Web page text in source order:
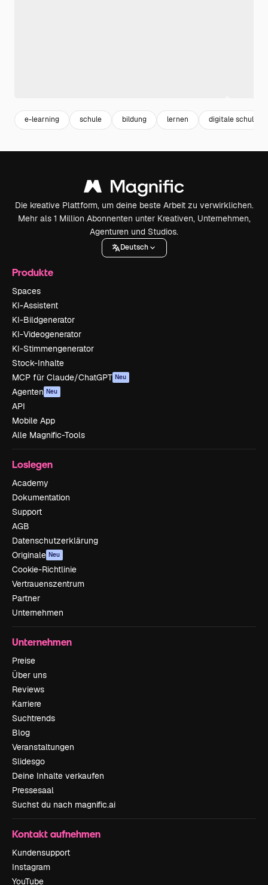
e-learning schule bildung lernen digitale schule
Die kreative Plattform, um deine beste Arbeit zu verwirklichen.
Mehr als 1 Million Abonnenten unter Kreativen, Unternehmen,
Agenturen und Studios.
Deutsch
Produkte
Spaces
KI-Assistent
KI-Bildgenerator
KI-Videogenerator
KI-Stimmengenerator
Stock-Inhalte
MCP für Claude/ChatGPT Neu
Agenten Neu
API
Mobile App
Alle Magnific-Tools
Loslegen
Academy
Dokumentation
Support
AGB
Datenschutzerklärung
Originale Neu
Cookie-Richtlinie
Vertrauenszentrum
Partner
Unternehmen
Unternehmen
Preise
Über uns
Reviews
Karriere
Suchtrends
Blog
Veranstaltungen
Slidesgo
Deine Inhalte verkaufen
Pressesaal
Suchst du nach magnific.ai
Kontakt aufnehmen
Kundensupport
Instagram
YouTube